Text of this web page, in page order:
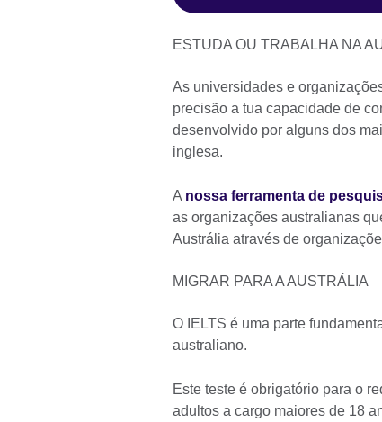
ESTUDA OU TRABALHA NA
As universidades e
precisão a tua capacidade de
desenvolvido por alguns dos
inglesa.
A nossa ferramenta de
as organizações australianas
Austrália através de
MIGRAR PARA A AUSTRÁLIA
O IELTS é uma parte
australiano.
Este teste é obrigatório para o
adultos a cargo maiores de 18